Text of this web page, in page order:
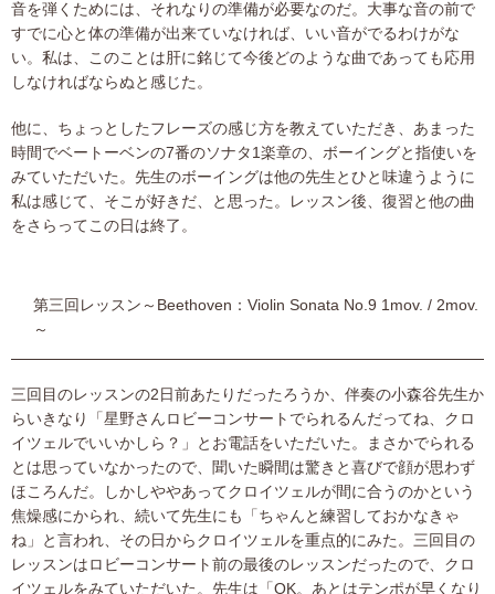
音を弾くためには、それなりの準備が必要なのだ。大事な音の前で
すでに心と体の準備が出来ていなければ、いい音がでるわけがな
い。私は、このことは肝に銘じて今後どのような曲であっても応用
しなければならぬと感じた。
他に、ちょっとしたフレーズの感じ方を教えていただき、あまった
時間でベートーベンの7番のソナタ1楽章の、ボーイングと指使いを
みていただいた。先生のボーイングは他の先生とひと味違うように
私は感じて、そこが好きだ、と思った。レッスン後、復習と他の曲
をさらってこの日は終了。
第三回レッスン～Beethoven：Violin Sonata No.9 1mov. / 2mov.
～
三回目のレッスンの2日前あたりだったろうか、伴奏の小森谷先生か
らいきなり「星野さんロビーコンサートでられるんだってね、クロ
イツェルでいいかしら？」とお電話をいただいた。まさかでられる
とは思っていなかったので、聞いた瞬間は驚きと喜びで顔が思わず
ほころんだ。しかしややあってクロイツェルが間に合うのかという
焦燥感にかられ、続いて先生にも「ちゃんと練習しておかなきゃ
ね」と言われ、その日からクロイツェルを重点的にみた。三回目の
レッスンはロビーコンサート前の最後のレッスンだったので、クロ
イツェルをみていただいた。先生は「OK。あとはテンポが早くなり